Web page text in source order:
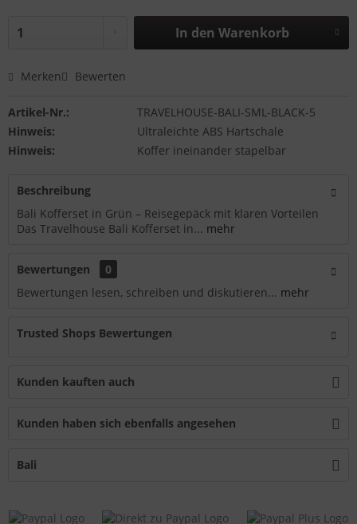
In den Warenkorb
Merken Bewerten
Artikel-Nr.:
TRAVELHOUSE-BALI-SML-BLACK-5
Hinweis:
Ultraleichte ABS Hartschale
Hinweis:
Koffer ineinander stapelbar
Beschreibung
Bali Kofferset in Grün – Reisegepäck mit klaren Vorteilen
Das Travelhouse Bali Kofferset in... mehr
Bewertungen
0
Bewertungen lesen, schreiben und diskutieren... mehr
Trusted Shops Bewertungen
Kunden kauften auch
Kunden haben sich ebenfalls angesehen
Bali